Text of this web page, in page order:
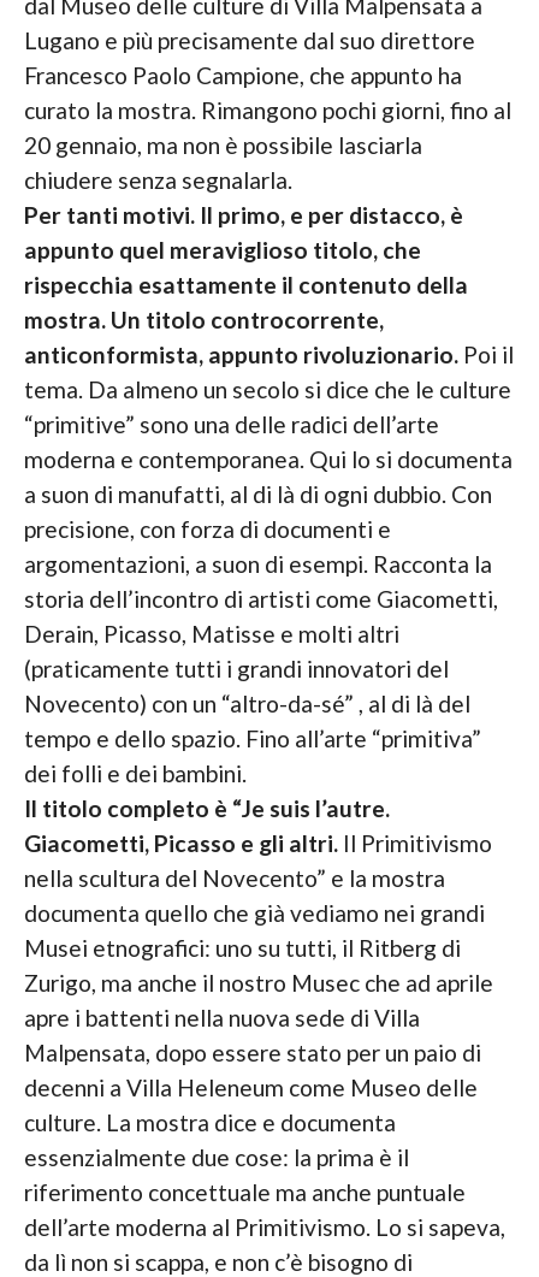
Lugano e più precisamente dal suo direttore
Francesco Paolo Campione, che appunto ha
curato la mostra. Rimangono pochi giorni, fino al
20 gennaio, ma non è possibile lasciarla
chiudere senza segnalarla.
Per tanti motivi. Il primo, e per distacco, è
appunto quel meraviglioso titolo, che
rispecchia esattamente il contenuto della
mostra. Un titolo controcorrente,
anticonformista, appunto rivoluzionario.Poi il
tema. Da almeno un secolo si dice che le culture
“primitive” sono una delle radici dell’arte
moderna e contemporanea. Qui lo si documenta
a suon di manufatti, al di là di ogni dubbio. Con
precisione, con forza di documenti e
argomentazioni, a suon di esempi. Racconta la
storia dell’incontro di artisti come Giacometti,
Derain, Picasso, Matisse e molti altri
(praticamente tutti i grandi innovatori del
Novecento) con un “altro-da-sé” , al di là del
tempo e dello spazio. Fino all’arte “primitiva”
dei folli e dei bambini.
Il titolo completo è “Je suis l’autre.
Giacometti, Picasso e gli altri.Il Primitivismo
nella scultura del Novecento” e la mostra
documenta quello che già vediamo nei grandi
Musei etnografici: uno su tutti, il Ritberg di
Zurigo, ma anche il nostro Musec che ad aprile
apre i battenti nella nuova sede di Villa
Malpensata, dopo essere stato per un paio di
decenni a Villa Heleneum come Museo delle
culture. La mostra dice e documenta
essenzialmente due cose: la prima è il
riferimento concettuale ma anche puntuale
dell’arte moderna al Primitivismo. Lo si sapeva,
da lì non si scappa, e non c’è bisogno di